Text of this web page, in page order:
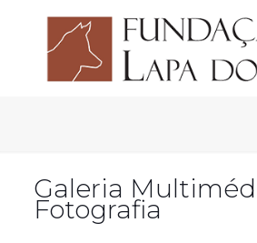
Galeria
Fotografia